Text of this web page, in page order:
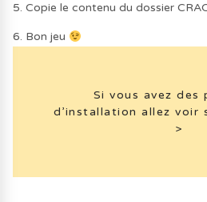
5. Copie le contenu du dossier
6. Bon jeu
Si vous avez des
d’installation allez voir
>